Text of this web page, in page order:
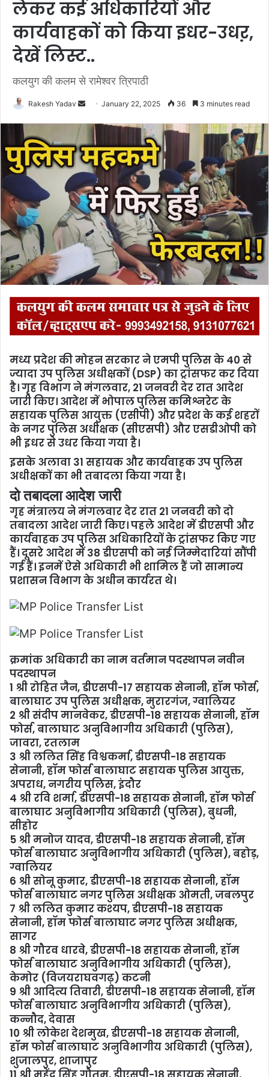
लेकर कई अधिकारियों और
कार्यवाहकों को किया इधर-उधऱ,
देखें लिस्ट..
कलयुग की कलम से रामेश्वर त्रिपाठी
Rakesh Yadav
d
a
n
e
m
a
i
l
January 22, 2025 36 3 minutes read
मध्य प्रदेश की मोहन सरकार ने एमपी पुलिस के 40 से
ज्यादा उप पुलिस अधीक्षकों (DSP) का ट्रांसफर कर दिया
है। गृह विभाग ने मंगलवार, 21 जनवरी देर रात आदेश
जारी किए। आदेश में भोपाल पुलिस कमिश्नरेट के
सहायक पुलिस आयुक्त (एसीपी) और प्रदेश के कई शहरों
के नगर पुलिस अधीक्षक (सीएसपी) और एसडीओपी को
भी इधर से उधर किया गया है।
इसके अलावा 31 सहायक और कार्यवाहक उप पुलिस
अधीक्षकों का भी तबादला किया गया है।
दो तबादला आदेश जारी
गृह मंत्रालय ने मंगलवार देर रात 21 जनवरी को दो
तबादला आदेश जारी किए। पहले आदेश में डीएसपी और
कार्यवाहक उप पुलिस अधिकारियों के ट्रांसफर किए गए
हैं। दूसरे आदेश में 38 डीएसपी को नई जिम्मेदारियां सौंपी
गई हैं। इनमें ऐसे अधिकारी भी शामिल हैं जो सामान्य
प्रशासन विभाग के अधीन कार्यरत थे।
क्रमांक अधिकारी का नाम वर्तमान पदस्थापन नवीन
पदस्थापन
1 श्री रोहित जैन, डीएसपी-17 सहायक सेनानी, हॉम फोर्स,
बालाघाट उप पुलिस अधीक्षक, मुरारगंज, ग्वालियर
2 श्री संदीप मानवेकर, डीएसपी-18 सहायक सेनानी, हॉम
फोर्स, बालाघाट अनुविभागीय अधिकारी (पुलिस),
जावरा, रतलाम
3 श्री ललित सिंह विश्वकर्मा, डीएसपी-18 सहायक
सेनानी, हॉम फोर्स बालाघाट सहायक पुलिस आयुक्त,
अपराध, नगरीय पुलिस, इंदौर
4 श्री रवि शर्मा, डीएसपी-18 सहायक सेनानी, हॉम फोर्स
बालाघाट अनुविभागीय अधिकारी (पुलिस), बुधनी,
सीहोर
5 श्री मनोज यादव, डीएसपी-18 सहायक सेनानी, हॉम
फोर्स बालाघाट अनुविभागीय अधिकारी (पुलिस), बहोड़,
ग्वालियर
6 श्री सोनू कुमार, डीएसपी-18 सहायक सेनानी, हॉम
फोर्स बालाघाट नगर पुलिस अधीक्षक ओमती, जबलपुर
7 श्री ललित कुमार कश्यप, डीएसपी-18 सहायक
सेनानी, हॉम फोर्स बालाघाट नगर पुलिस अधीक्षक,
सागर
8 श्री गौरव धारवे, डीएसपी-18 सहायक सेनानी, हॉम
फोर्स बालाघाट अनुविभागीय अधिकारी (पुलिस),
केमोर (विजयराघवगढ़) कटनी
9 श्री आदित्य तिवारी, डीएसपी-18 सहायक सेनानी, हॉम
फोर्स बालाघाट अनुविभागीय अधिकारी (पुलिस),
कन्नौद, देवास
10 श्री लोकेश देशमुख, डीएसपी-18 सहायक सेनानी,
हॉम फोर्स बालाघाट अनुविभागीय अधिकारी (पुलिस),
शुजालपुर, शाजापुर